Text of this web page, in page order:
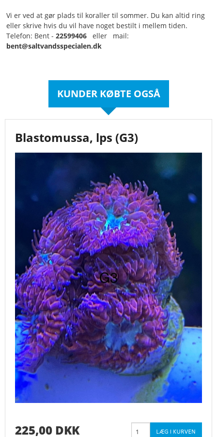
Vi er ved at gør plads til koraller til sommer. Du kan altid ring
eller skrive hvis du vil have noget bestilt i mellem tiden.
Telefon: Bent - 22599406eller mail:
bent@saltvandsspecialen.dk
KUNDER KØBTE OGSÅ
Blastomussa, lps (G3)
225,00 DKK